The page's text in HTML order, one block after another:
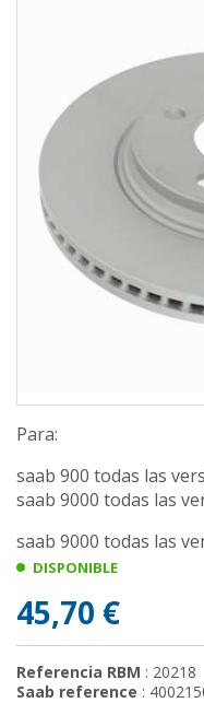
Para:
saab 900 todas las
saab 9000 todas las
saab 9000 todas las
DISPONIBLE
45,70 €
Referencia RBM : 20218
Saab reference :